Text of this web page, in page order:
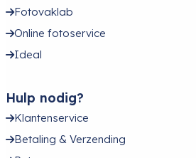
Fotovaklab
Online fotoservice
Ideal
Hulp nodig?
Klantenservice
Betaling & Verzending